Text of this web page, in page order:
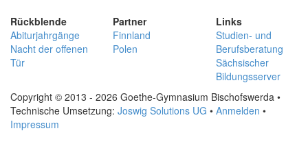
Rückblende
Abiturjahrgänge
Nacht der offenen
Tür
Partner
Finnland
Polen
Links
Studien- und
Berufsberatung
Sächsischer
Bildungsserver
Copyright © 2013 - 2026 Goethe-Gymnasium Bischofswerda •
Technische Umsetzung: Joswig Solutions UG • Anmelden •
Impressum